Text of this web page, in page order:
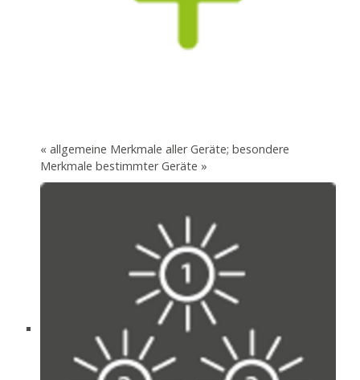
« allgemeine Merkmale aller Geräte; besondere
Merkmale bestimmter Geräte »